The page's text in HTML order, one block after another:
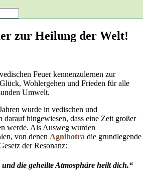
zur Heilung der Welt!
Feuer kennenzulernen zur
Wohlergehen und Frieden für alle
Umwelt.
wurde in vedischen und
darauf hingewiesen, dass eine Zeit großer
werde. Als Ausweg wurden
von denen Agnihotra die grundlegende
der Resonanz:
die geheilte Atmosphäre heilt dich.“